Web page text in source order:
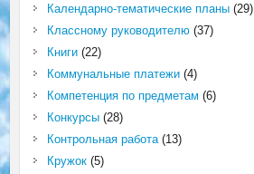
Календарно-тематические планы(29)
Классному руководителю(37)
Книги(22)
Коммунальные платежи(4)
Компетенция по предметам (6)
Конкурсы(28)
Контрольная работа(13)
Кружок(5)